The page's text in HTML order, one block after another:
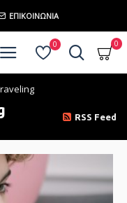
ΕΠΙΚΟΙΝΩΝΊΑ
0 0
RSS Feed